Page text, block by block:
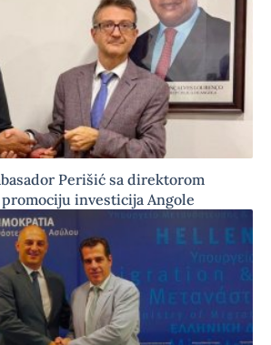
Perišić sa direktorom
promociju investicija Angole